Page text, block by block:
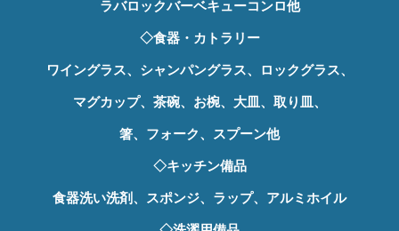
ラバロックバーベキューコンロ他
◇食器・カトラリー
ワイングラス、シャンパングラス、ロックグラス、
マグカップ、茶碗、お椀、大皿、取り皿、
箸、フォーク、スプーン他
◇キッチン備品
食器洗い洗剤、スポンジ、ラップ、アルミホイル